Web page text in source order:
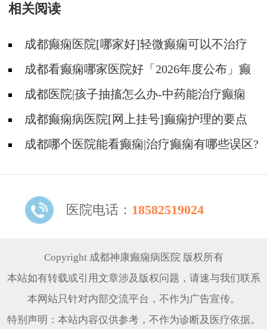
相关阅读
成都癫痫医院[哪家好]轻微癫痫可以不治疗
吗?成都看癫痫哪家医院好「2026年度公布」癫
痫发作时要做什么?
成都医院|孩子抽搐怎么办-中药能治疗癫痫
吗?成都癫痫病医院[网上挂号]癫痫护理的要点
是什么?
成都哪个医院能看癫痫|治疗癫痫有哪些误区?
医院电话： 18582519024
Copyright 成都神康癫痫病医院 版权所有
本站如有转载或引用文章涉及版权问题，请速与我们联系
本网站只针对内部交流平台，不作为广告宣传。
特别声明：本站内容仅供参考，不作为诊断及医疗依据。